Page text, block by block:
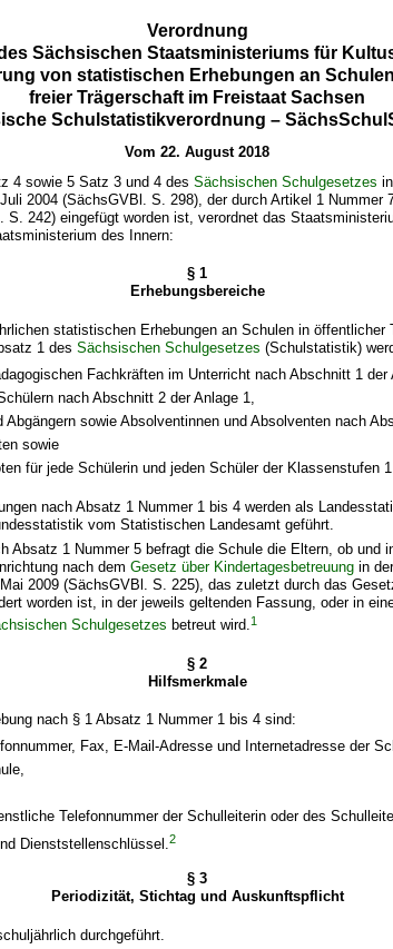
Verordnung
Sächsischen Staatsministeriums für
von statistischen Erhebungen an
freier Trägerschaft im Freistaat Sachsen
Schulstatistikverordnung –
Vom 22. August 2018
4 sowie 5 Satz 3 und 4 desSächsischen Schulgesetzes
2004 (SächsGVBl. S. 298), der durch Artikel 1 Nummer
S. 242) eingefügt worden ist, verordnet das
des Innern:
§ 1
Erhebungsbereiche
statistischen Erhebungen an Schulen in öffentlicher
1 desSächsischen Schulgesetzes (Schulstatistik)
Fachkräften im Unterricht nach Abschnitt 1 der
nach Abschnitt 2 der Anlage 1,
Abgängern sowie Absolventinnen und Absolventen nach
sowie
für jede Schülerin und jeden Schüler der Klassenstufen
nach Absatz 1 Nummer 1 bis 4 werden als
vom Statistischen Landesamt geführt.
Absatz 1 Nummer 5 befragt die Schule die Eltern, ob und
nach demGesetz über Kindertagesbetreuung in
2009 (SächsGVBl. S. 225), das zuletzt durch das
worden ist, in der jeweils geltenden Fassung, oder in
Schulgesetzes betreut wird.1
§ 2
Hilfsmerkmale
nach § 1 Absatz 1 Nummer 1 bis 4 sind:
Fax, E-Mail-Adresse und Internetadresse der
Telefonnummer der Schulleiterin oder des
Dienststellenschlüssel.2
§ 3
Periodizität, Stichtag und Auskunftspflicht
durchgeführt.